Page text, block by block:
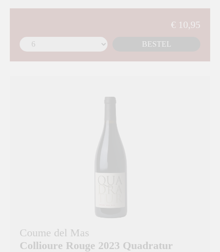
€ 10,95
BESTEL
Coume del Mas
Collioure Rouge 2023 Quadratur